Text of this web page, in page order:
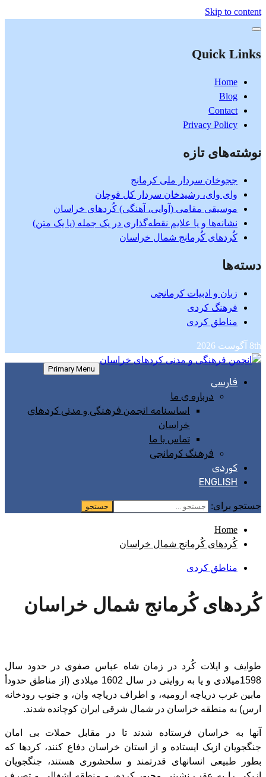
Skip to content
Quick Links
Home
Blog
Contact
Privacy Policy
نوشته‌های تازه
ججوخان سردار ملی کرمانج
وای وای، رشیدخان سردار کل قوچان
موسیقی مقامی (آوایی، آهنگی) کُردهای خراسان
نشانه‌ها و یا علایم نقطه‌گذاری در یک جمله (یا یک متن)
کُردهای کُرمانج شمال خراسان
دسته‌ها
زبان و ادبیات کرمانجی
فرهنگ کردی
مناطق کردی
8th آگوست 2026
Primary Menu
فارسی
درباره ی ما
اساسنامه‌ انجمن فرهنگی و مدنی کردهای
خراسان
تماس با ما
فرهنگ کرمانجی
کوردی
ENGLISH
جستجو برای:
Home
کُردهای کُرمانج شمال خراسان
مناطق کردی
کُردهای کُرمانج شمال خراسان
طوایف و ایلات کُرد در زمان شاه عباس صفوی در حدود سال
1598میلادی و یا به روایتی در سال 1602 میلادی (از مناطق حدودأ
مابین غرب دریاچه ارومیه، و اطراف دریاچه وان، و جنوب رودخانه
ارس) به منطقه خراسان در شمال شرقی ایران کوچانده شدند.
آنها به خراسان فرستاده شدند تا در مقابل حملات بی امان
جنگجویان ازبک ایستاده و از استان خراسان دفاع کنند، کردها که
بطور طبیعی انسانهای قدرتمند و سلحشوری هستند، جنگجویان